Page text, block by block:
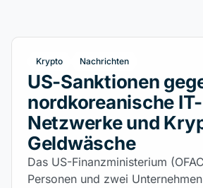
Krypto Nachrichten
US-Sanktionen
nordkoreanische IT-
Netzwerke und
Geldwäsche
Das US-Finanzministerium
Personen und zwei